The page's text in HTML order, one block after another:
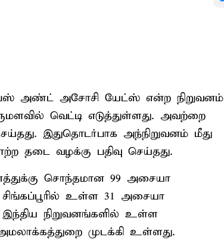
அண்ட் அசோசி யேட்ஸ் என்ற நிறுவனம்
வெட்டி எடுத்துள்ளது. அவற்றை
இதுதொடர்பாக அந்நிறுவனம் மீது
தடை வழக்கு பதிவு செய்தது.
சொந்தமான 99 அசையா
சிங்கப்பூரில் உள்ள 31 அசையா
இந்திய நிறுவனங்களில் உள்ள
அமலாக்கத்துறை முடக்கி உள்ளது.